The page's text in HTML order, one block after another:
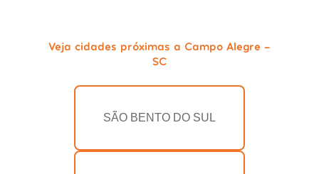
Veja cidades próximas a Campo Alegre -
SC
SÃO BENTO DO SUL